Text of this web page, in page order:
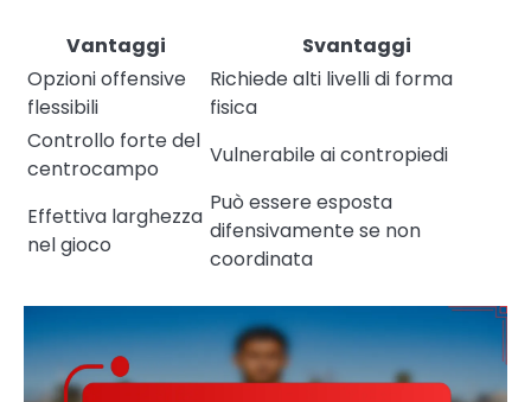
Vantaggi
Svantaggi
Opzioni offensive
flessibili
Richiede alti livelli di forma
fisica
Controllo forte del
centrocampo
Vulnerabile ai contropiedi
Effettiva larghezza
nel gioco
Può essere esposta
difensivamente se non
coordinata